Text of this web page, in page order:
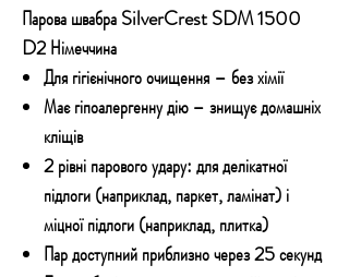
Парова швабра SilverCrest SDM 1500
D2 Німеччина
Для гігієнічного очищення – без хімії
Має гіпоалергенну дію – знищує домашніх
кліщів
2 рівні парового удару: для делікатної
підлоги (наприклад, паркет, ламінат) і
міцної підлоги (наприклад, плитка)
Пар доступний приблизно через 25 секунд